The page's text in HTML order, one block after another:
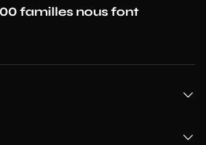
familles nous font